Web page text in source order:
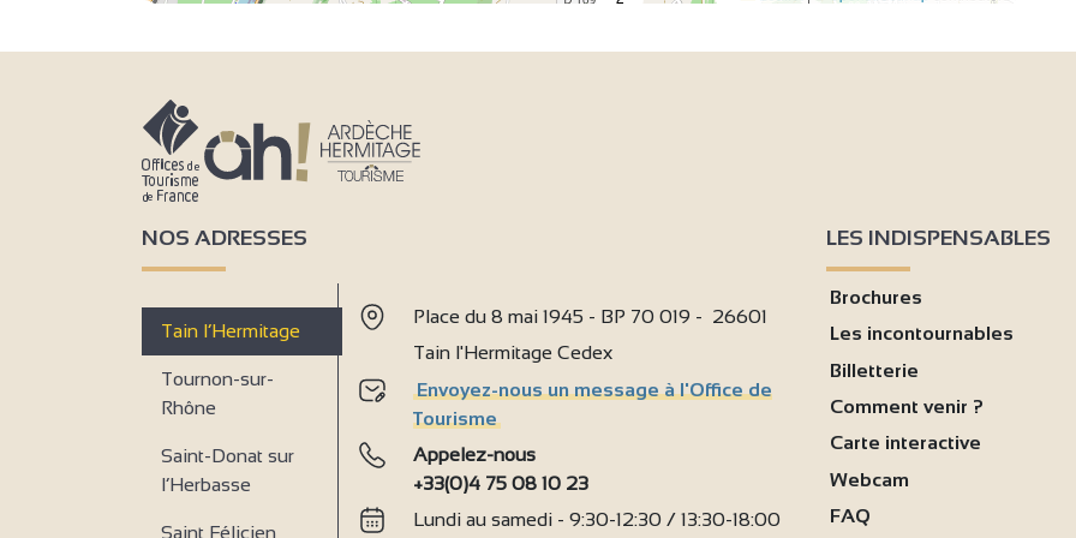
4
2
2
8
4
6 18
7
33
NOS ADRESSES
Tain l’Hermitage
Tournon-sur-
Rhône
Saint-Donat sur
l’Herbasse
Saint Félicien
Place du 8 mai 1945 - BP 70 019 - 26601
Tain l'Hermitage Cedex
Envoyez-nous un message à l'Office de
Tourisme
Appelez-nous
+33(0)4 75 08 10 23
Lundi au samedi - 9:30-12:30 / 13:30-18:00
LES INDISPENSABLES
Brochures
Les incontournables
Billetterie
Comment venir ?
Carte interactive
Webcam
FAQ